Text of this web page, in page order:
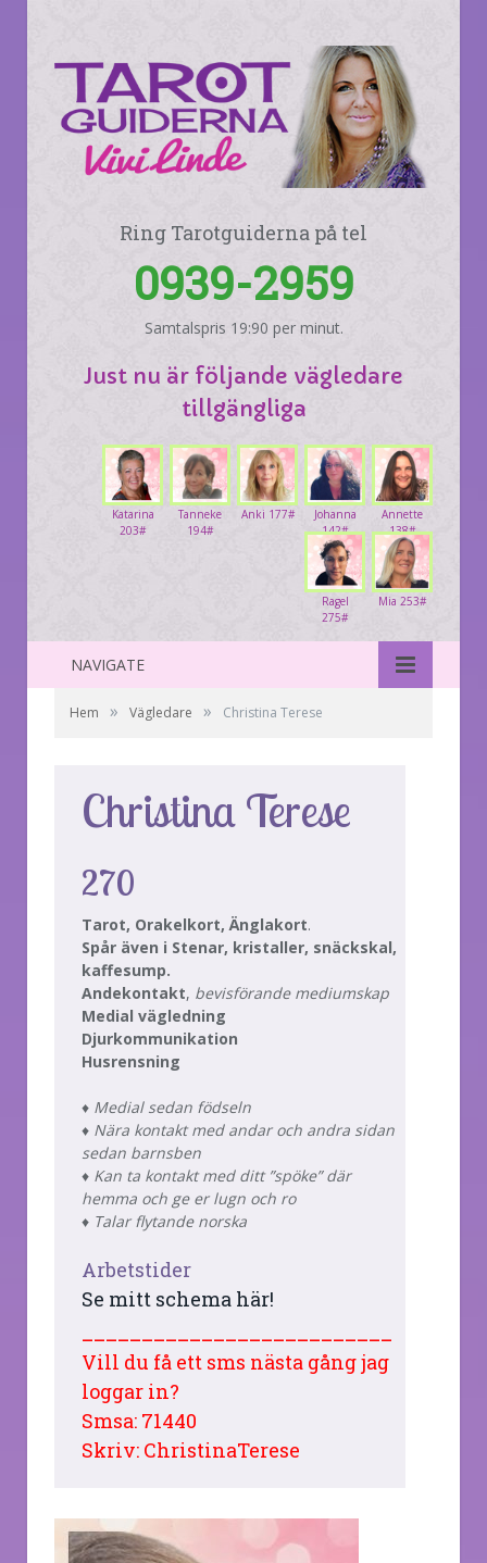
Ring Tarotguiderna på tel
0939-2959
Samtalspris 19:90 per minut.
Just nu är följande vägledare
tillgängliga
Annette
138#
Johanna
142#
Anki 177#
Tanneke
194#
Katarina
203#
Mia 253#
Ragel
275#
NAVIGATE
Hem » Vägledare » Christina Terese
Christina Terese
270
Tarot, Orakelkort, Änglakort.
Spår även i Stenar, kristaller, snäckskal,
kaffesump.
Andekontakt, bevisförande mediumskap
Medial vägledning
Djurkommunikation
Husrensning
♦ Medial sedan födseln
♦ Nära kontakt med andar och andra sidan
sedan barnsben
♦ Kan ta kontakt med ditt ”spöke” där
hemma och ge er lugn och ro
♦ Talar flytande norska
Arbetstider
Se mitt schema här!
Vill du få ett sms nästa gång jag
loggar in?
Smsa: 71440
Skriv: ChristinaTerese